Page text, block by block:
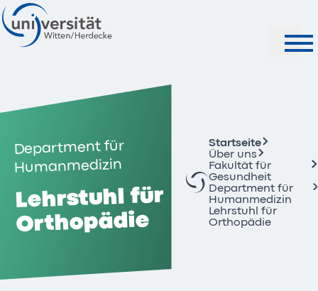
Department für
Humanmedizin
Lehrstuhl für
Orthopädie
Startseite
Über uns
Fakultät für
Gesundheit
Department für
Humanmedizin
Lehrstuhl für
Orthopädie